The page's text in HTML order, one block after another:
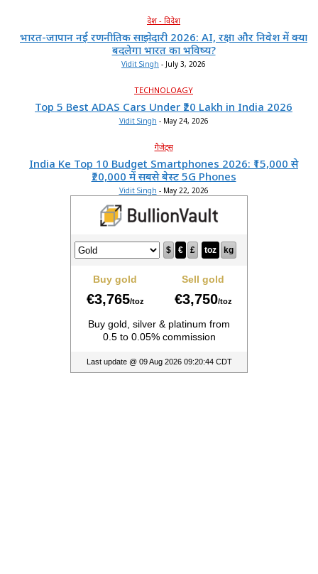
देश - विदेश
भारत-जापान नई रणनीतिक साझेदारी 2026: AI, रक्षा और निवेश में क्या
बदलेगा भारत का भविष्य?
Vidit Singh - July 3, 2026
TECHNOLOAGY
Top 5 Best ADAS Cars Under ₹20 Lakh in India 2026
Vidit Singh - May 24, 2026
गैजेट्स
India Ke Top 10 Budget Smartphones 2026: ₹15,000 से
₹20,000 में सबसे बेस्ट 5G Phones
Vidit Singh - May 22, 2026